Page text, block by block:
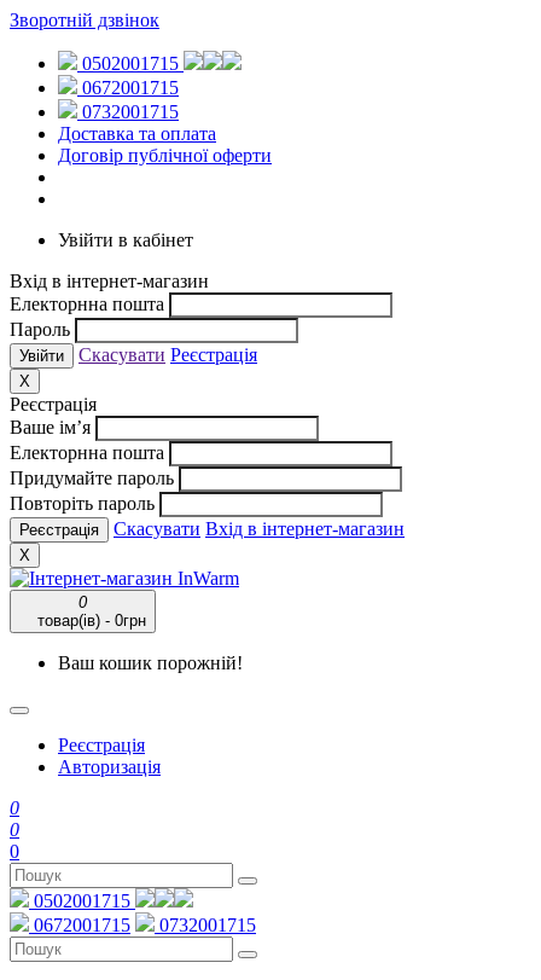
Зворотній дзвінок
0502001715
0672001715
0732001715
Доставка та оплата
Договір публічної оферти
Увійти в кабінет
Вхід в інтернет-магазин
Електорнна пошта
Пароль
Скасувати Реєстрація
X
Реєстрація
Ваше ім’я
Електорнна пошта
Придумайте пароль
Повторіть пароль
Скасувати Вхід в інтернет-магазин
X
0
товар(ів) - 0грн
Ваш кошик порожній!
Реєстрація
Авторизація
0
0
0
0502001715
0672001715
0732001715